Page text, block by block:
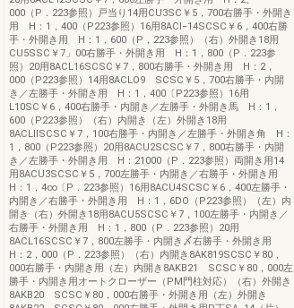
000（P．223参照）戸当り14用CU3SC￥5，700右勝手・外開き
用 H：1，400（P223参照）16用8ACI−14SCSC￥6，400右勝
手・外開き用 H：1，600（P，223参照）（右）外開き18用
CU5SSC￥7」00右勝手・外開き用 H：1，800（P．223参
照）20用8ACL16SCSC￥7，800右勝手・外開き用 H：2，
000（P223参照）14用8ACLO9 SCSC￥5，700右勝手・内開
き／左勝手・外開き用 H：1，400〔P223参照）16用
L10SC￥6，400右勝手・内開き／左勝手・外開き馬 H：1，
600（P223参照）（右）内開き（左）外開き18用
8ACLIlSCSC￥7，100右勝手・内開き／左勝手・外開き角 H：
1，800（P223参照）20用8ACU2SCSC￥7，800右勝手・内開
き／左勝手・外開き用 H：21000（P．223参照）両開き用14
用8ACU3SCSC￥5，700左勝手・内開き／右勝手・外開き用
H：1，4∞〔P．223参照）16用8ACU4SCSC￥6，400左勝手・
内開き／右勝手・外開き用 H：1，6DO（P223参照）（左）内
開き（右）外開き18用8ACU5SCSC￥7，100左勝手・内開き／
右勝手・外開き用 H：1，800（P．223参照）20用
8ACL16SCSC￥7，800左勝手・内開き〆右勝手・外開き用
H：2，000（P．223参照）（右）内開き8AK819SCSC￥80，
000右勝手・内開き用（左）内開き8AKB21 SCSC￥80，000左
勝手・内開き用オートクローザー（PM門柱対応）（右）外開き
8AKB20 SCSC￥80，000右勝手・外開き用（左）外開き